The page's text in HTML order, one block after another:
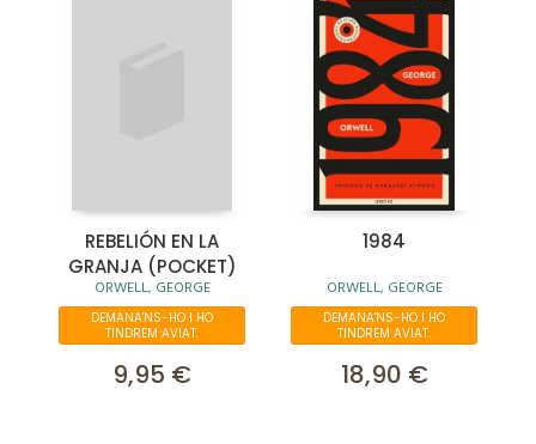
REBELIÓN EN LA
GRANJA (POCKET)
ORWELL, GEORGE
DEMANA'NS-HO I HO
TINDREM AVIAT.
9,95 €
1984
ORWELL, GEORGE
DEMANA'NS-HO I HO
TINDREM AVIAT.
18,90 €